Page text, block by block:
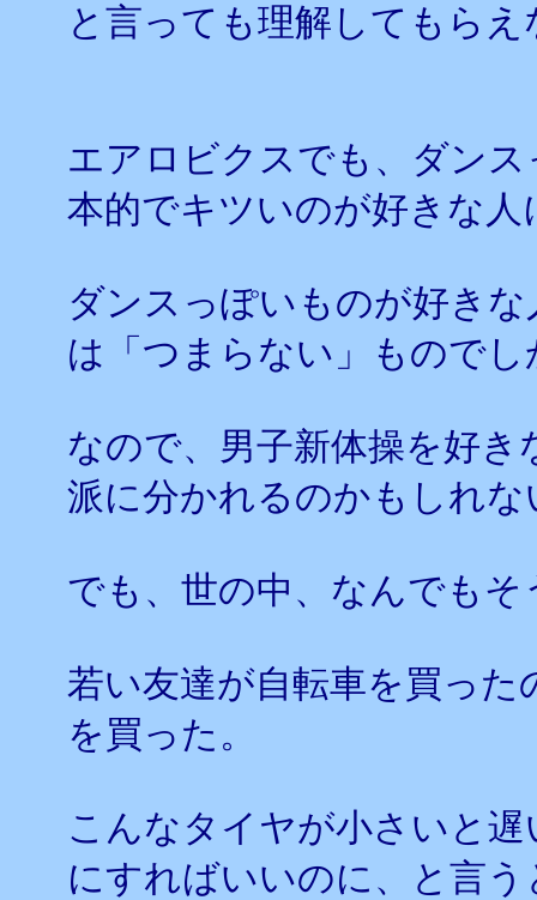
と言っても理解してもら
エアロビクスでも、ダン
本的でキツいのが好きな
ダンスっぽいものが好き
は「つまらない」もので
なので、男子新体操を好
派に分かれるのかもしれな
でも、世の中、なんでも
若い友達が自転車を買っ
を買った。
こんなタイヤが小さいと
にすればいいのに、と言う